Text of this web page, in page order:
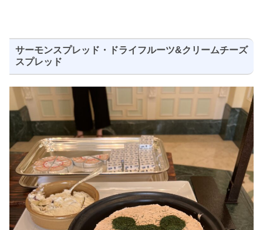
サーモンスプレッド・ドライフルーツ&クリームチーズ
スプレッド